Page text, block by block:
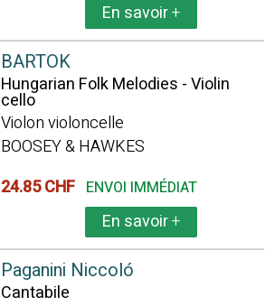
En savoir+
BARTOK
Hungarian Folk Melodies - Violin
cello
Violon violoncelle
BOOSEY & HAWKES
24.85 CHF ENVOI IMMÉDIAT
En savoir+
Paganini Niccoló
Cantabile